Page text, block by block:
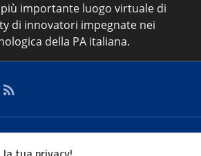
più importante luogo virtuale di
di innovatori impegnate nei
della PA italiana.